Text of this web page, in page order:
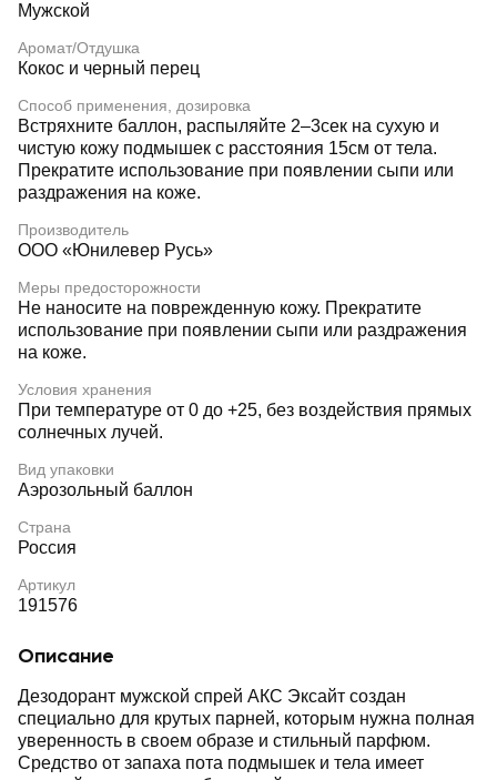
Мужской
Аромат/Отдушка
Кокос и черный перец
Способ применения, дозировка
Встряхните баллон, распыляйте 2–3сек на сухую и
чистую кожу подмышек с расстояния 15см от тела.
Прекратите использование при появлении сыпи или
раздражения на коже.
Производитель
ООО «Юнилевер Русь»
Меры предосторожности
Не наносите на поврежденную кожу. Прекратите
использование при появлении сыпи или раздражения
на коже.
Условия хранения
При температуре от 0 до +25, без воздействия прямых
солнечных лучей.
Вид упаковки
Аэрозольный баллон
Страна
Россия
Артикул
191576
Описание
Дезодорант мужской спрей АКС Эксайт создан
специально для крутых парней, которым нужна полная
уверенность в своем образе и стильный парфюм.
Средство от запаха пота подмышек и тела имеет